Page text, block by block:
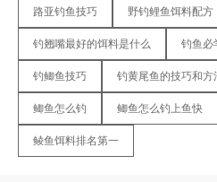
路亚钓鱼技巧 野钓鲤鱼饵料配方
钓翘嘴最好的饵料是什么 钓鱼必
钓鲫鱼技巧 钓黄尾鱼的技巧和方
鲫鱼怎么钓 鲫鱼怎么钓上鱼快
鲮鱼饵料排名第一